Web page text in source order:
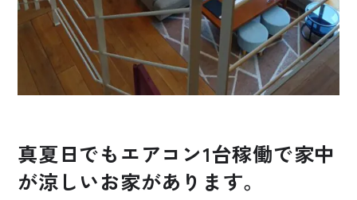
真夏日でもエアコン1台稼働で家中
が涼しいお家があります。